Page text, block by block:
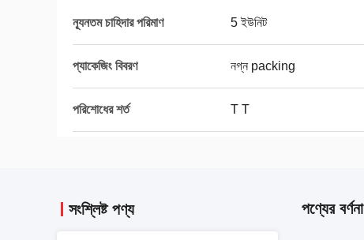
ন্যূনতম চাহিদার পরিমাণ 5 ইউনিট
প্যাকেজিং বিবরণ নগ্ন packing
পরিশোধের শর্ত T T
সংশ্লিষ্ট পণ্য পণ্যের বর্ণনা